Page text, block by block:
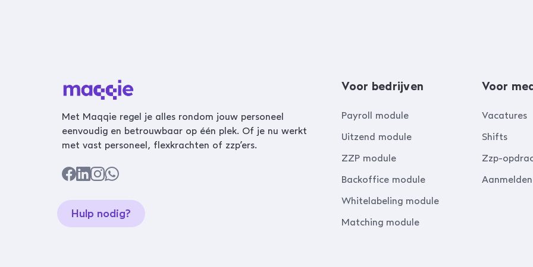
Met Maqqie regel je alles rondom jouw personeel
eenvoudig en betrouwbaar op één plek. Of je nu werkt
met vast personeel, flexkrachten of zzp’ers.
Hulp nodig?
Voor bedrijven
Payroll module
Uitzend module
ZZP module
Backoffice module
Whitelabeling module
Matching module
Voor
Vacatures
Shifts
Zzp-
Aanmelden